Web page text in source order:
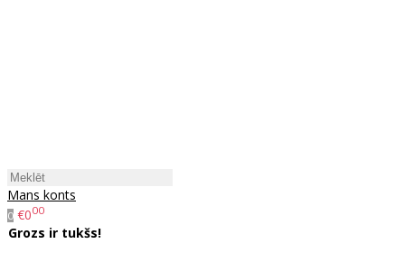
Mans konts
0 €000
Grozs ir tukšs!